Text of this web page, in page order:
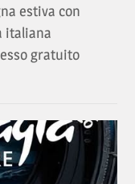
estiva con
italiana
gratuito